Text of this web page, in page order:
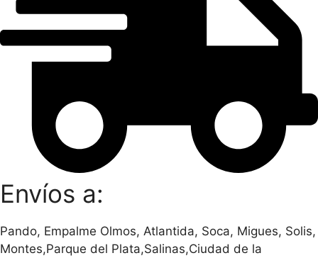
Envíos a:
Pando, Empalme Olmos, Atlantida, Soca, Migues, Solis,
Montes,Parque del Plata,Salinas,Ciudad de la